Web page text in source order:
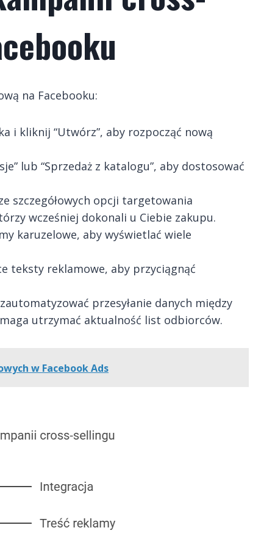
na Facebooku:
i kliknij “Utwórz”, aby rozpocząć nową
lub “Sprzedaż z katalogu”, aby dostosować
szczegółowych opcji targetowania
wcześniej dokonali u Ciebie zakupu.
karuzelowe, aby wyświetlać wiele
teksty reklamowe, aby przyciągnąć
przesyłanie danych między
utrzymać aktualność list odbiorców.
w Facebook Ads